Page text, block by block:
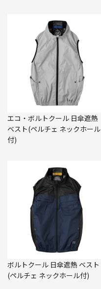
エコ・ボルトクール 日傘遮熱
ベスト(ペルチェ ネックホール
付)
ボルトクール 日傘遮熱 ベスト
(ペルチェ ネックホール付)